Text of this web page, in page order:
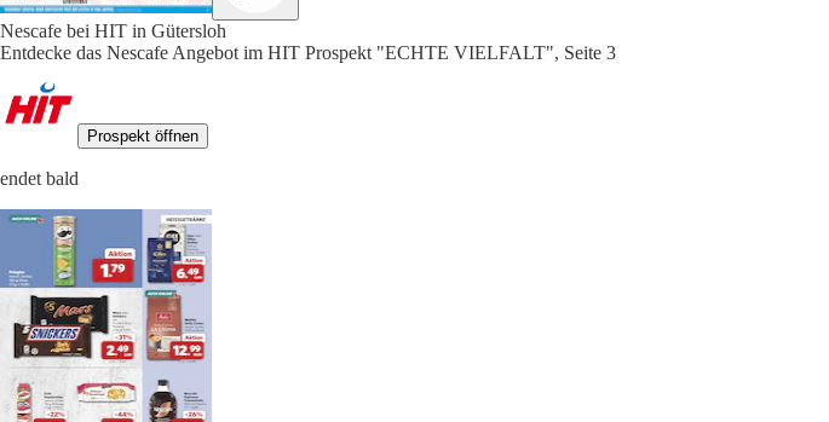
Nescafe bei HIT in Gütersloh
Entdecke das Nescafe Angebot im HIT Prospekt "ECHTE VIELFALT", Seite 3
Prospekt öffnen
endet bald